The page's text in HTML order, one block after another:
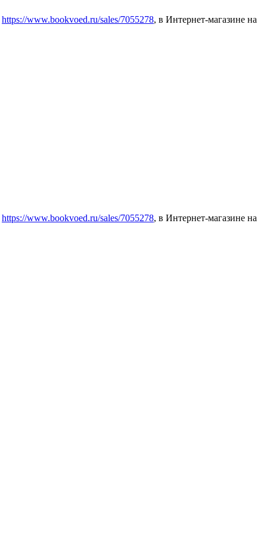
https://www.bookvoed.ru/sales/7055278, в Интернет-магазине на
https://www.bookvoed.ru/sales/7055278, в Интернет-магазине на